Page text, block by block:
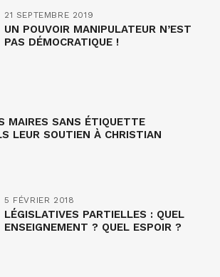
21 SEPTEMBRE 2019
UN POUVOIR MANIPULATEUR N’EST
PAS DÉMOCRATIQUE !
MAIRES SANS ÉTIQUETTE
LEUR SOUTIEN À CHRISTIAN
5 FÉVRIER 2018
LÉGISLATIVES PARTIELLES : QUEL
ENSEIGNEMENT ? QUEL ESPOIR ?